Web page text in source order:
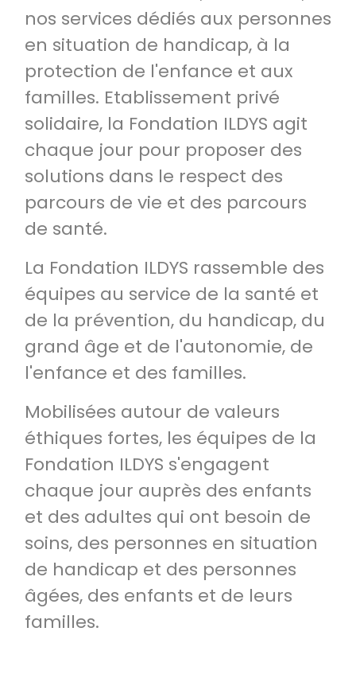
nos services dédiés aux personnes
en situation de handicap, à la
protection de l'enfance et aux
familles. Etablissement privé
solidaire, la Fondation ILDYS agit
chaque jour pour proposer des
solutions dans le respect des
parcours de vie et des parcours
de santé.
La Fondation ILDYS rassemble des
équipes au service de la santé et
de la prévention, du handicap, du
grand âge et de l'autonomie, de
l'enfance et des familles.
Mobilisées autour de valeurs
éthiques fortes, les équipes de la
Fondation ILDYS s'engagent
chaque jour auprès des enfants
et des adultes qui ont besoin de
soins, des personnes en situation
de handicap et des personnes
âgées, des enfants et de leurs
familles.